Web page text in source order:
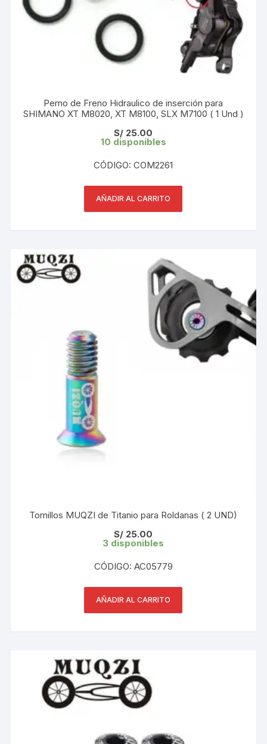
Perno de Freno Hidraulico de inserción para
SHIMANO XT M8020, XT M8100, SLX M7100 ( 1 Und )
S/ 25.00
10 disponibles
CÓDIGO: COM2261
AÑADIR AL CARRITO
Tornillos MUQZI de Titanio para Roldanas ( 2 UND)
S/ 25.00
3 disponibles
CÓDIGO: AC05779
AÑADIR AL CARRITO